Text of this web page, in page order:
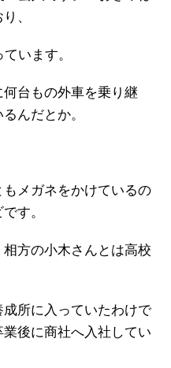
、
います。
台もの外車を乗り継
んだとか。
メガネをかけているの
す。
方の小木さんとは高校
所に入っていたわけで
後に商社へ入社してい